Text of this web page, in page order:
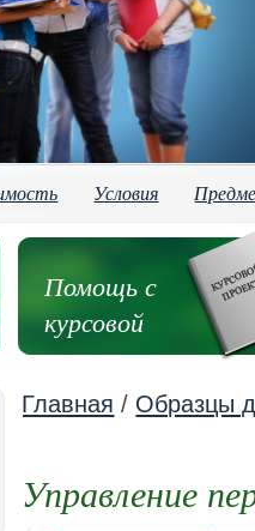
Условия
Помощь с
курсовой
Главная / Образцы
Управление